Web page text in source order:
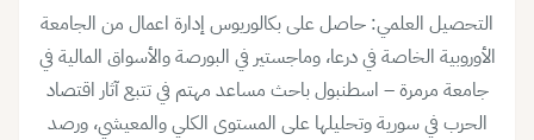
التحصيل العلمي: حاصل على بكالوريوس إدارة اعمال من الجامعة
الأوروبية الخاصة في درعا، وماجستير في البورصة والأسواق المالية في
جامعة مرمرة – اسطنبول باحث مساعد مهتم في تتبع آثار اقتصاد
الحرب في سورية وتحليلها على المستوى الكلي والمعيشي، ورصد